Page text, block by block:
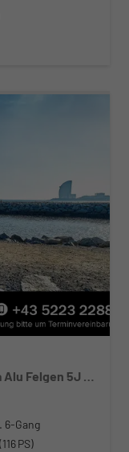
Selection 1,0 TSI Selction 2ZoKlima Alu Felgen 5J Garantie Sitzheizung LED Scheinwerfer Tempomat
6-Gang
PS)